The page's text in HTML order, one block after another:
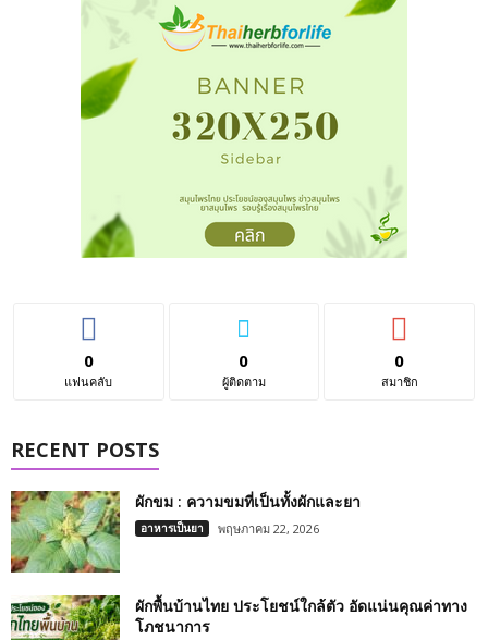
0
แฟนคลับ
0
ผู้ติดตาม
0
สมาชิก
RECENT POSTS
ผักขม : ความขมที่เป็นทั้งผักและยา
อาหารเป็นยา พฤษภาคม 22, 2026
ผักพื้นบ้านไทย ประโยชน์ใกล้ตัว อัดแน่นคุณค่าทาง
โภชนาการ